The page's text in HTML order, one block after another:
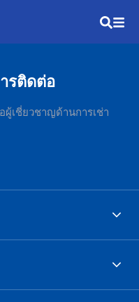
รติดต่อ
เชี่ยวชาญด้านการเช่า